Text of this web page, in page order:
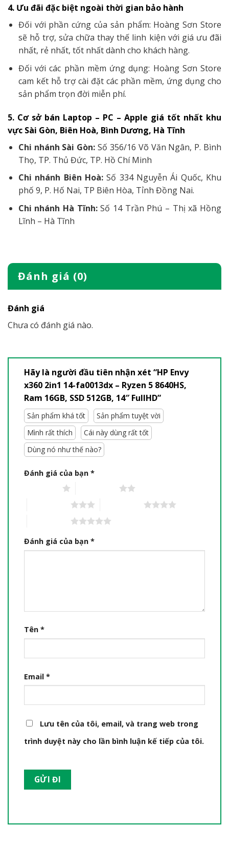
4. Ưu đãi đặc biệt ngoài thời gian bảo hành
Đối với phần cứng của sản phẩm: Hoàng Sơn Store
sẽ hỗ trợ, sửa chữa thay thế linh kiện với giá ưu đãi
nhất, rẻ nhất, tốt nhất dành cho khách hàng.
Đối với các phần mềm ứng dụng: Hoàng Sơn Store
cam kết hỗ trợ cài đặt các phần mềm, ứng dụng cho
sản phẩm trọn đời miễn phí.
5. Cơ sở bán Laptop – PC – Apple giá tốt nhất khu
vực Sài Gòn, Biên Hoà, Bình Dương, Hà Tĩnh
Chi nhánh Sài Gòn:Số 356/16 Võ Văn Ngân, P. Bình
Thọ, TP. Thủ Đức, TP. Hồ Chí Minh
Chi nhánh Biên Hoà:Số 334 Nguyễn Ái Quốc, Khu
phố 9, P. Hố Nai, TP Biên Hòa, Tỉnh Đồng Nai.
Chi nhánh Hà Tĩnh:Số 14 Trần Phú – Thị xã Hồng
Lĩnh – Hà Tĩnh
Đánh giá (0)
Đánh giá
Chưa có đánh giá nào.
Hãy là người đầu tiên nhận xét “HP Envy
x360 2in1 14-fa0013dx – Ryzen 5 8640HS,
Ram 16GB, SSD 512GB, 14″ FullHD”
Sản phẩm khá tốt
Sản phẩm tuyệt vời
Mình rất thích
Cái này dùng rất tốt
Dùng nó như thế nào?
Đánh giá của bạn *
Đánh giá của bạn *
Tên *
Email *
Lưu tên của tôi, email, và trang web trong
trình duyệt này cho lần bình luận kế tiếp của tôi.